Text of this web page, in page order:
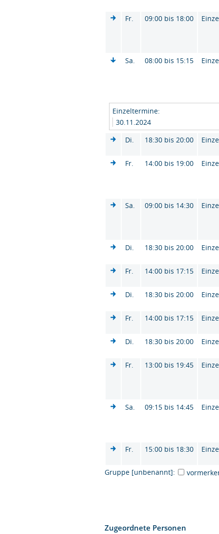
Fr. 09:00 bis 18:00
Sa. 08:00 bis 15:15
Einzeltermine:
30.11.2024
Di.
18:30 bis 20:00
Fr. 14:00 bis 19:00
Sa. 09:00 bis 14:30
Di. 18:30 bis 20:00
Fr. 14:00 bis 17:15
Di. 18:30 bis 20:00
Fr. 14:00 bis 17:15
Di. 18:30 bis 20:00
Fr. 13:00 bis 19:45
Sa. 09:15 bis 14:45
Fr. 15:00 bis 18:30
Gruppe [unbenannt]:
Zugeordnete Personen